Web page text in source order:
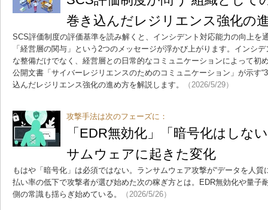
巻き込んだレジリエンス強化の
SCS評価制度の評価基準を読み解くと、インシデント対応能力の向上を
「経営層の関与」という2つのメッセージが浮かび上がります。インシ
な整備だけでなく、経営層との日常的なコミュニケーションによって初
公開文書「サイバーレジリエンスのためのコミュニケーション」が示す
込んだレジリエンス強化の進め方を解説します。
（2026/5/29）
攻撃手法は次のフェーズに：
「EDR無効化」「暗号化はし
サムウェアに起きた変化
もはや「暗号化」は必須ではない。ランサムウェア攻撃が“データを人質
払い率の低下で攻撃者が選び始めた次の稼ぎ方とは。EDR無効化や量子
側の常識も揺らぎ始めている。
（2026/5/26）